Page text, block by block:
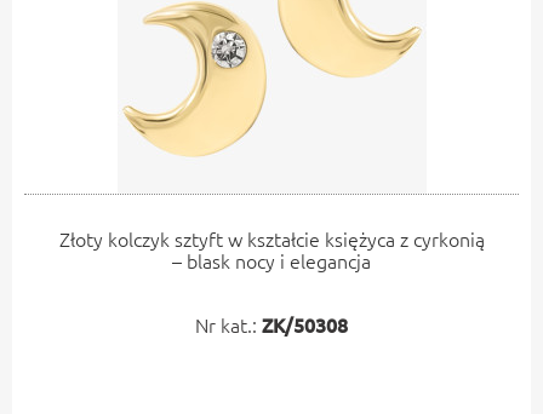
Złoty kolczyk sztyft w kształcie księżyca z cyrkonią
– blask nocy i elegancja
Nr kat.: ZK/50308